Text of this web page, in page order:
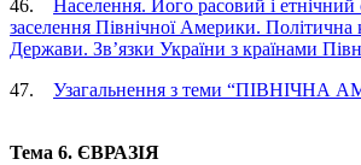
46. Населення. Його расовий і етнічний
заселення Північної Америки. Політична
Держави. Зв’язки України з країнами
47. Узагальнення з теми “ПІВНІЧНА
Тема 6. ЄВРАЗІЯ